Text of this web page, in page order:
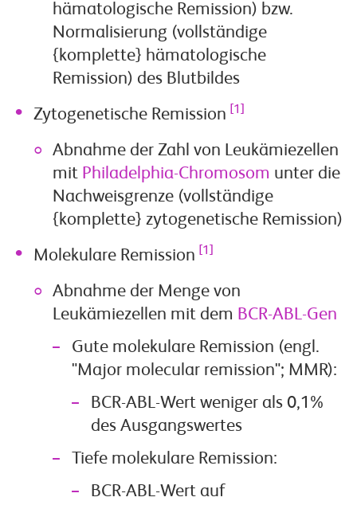
hämatologische Remission) bzw.
Normalisierung (vollständige
{komplette} hämatologische
Remission) des Blutbildes
Zytogenetische Remission [1]
Abnahme der Zahl von Leukämiezellen
mit Philadelphia-Chromosom unter die
Nachweisgrenze (vollständige
{komplette} zytogenetische Remission)
Molekulare Remission [1]
Abnahme der Menge von
Leukämiezellen mit dem BCR-ABL-Gen
Gute molekulare Remission (engl.
"Major molecular remission"; MMR):
BCR-ABL-Wert weniger als 0,1%
des Ausgangswertes
Tiefe molekulare Remission:
BCR-ABL-Wert auf